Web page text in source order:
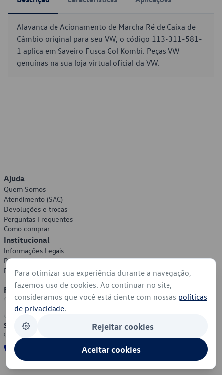
Alavanca de Acionamento de Marcha Ré de Caixa de
Câmbio original para seu VW, o código 113-311-581-
1 aplica em Saveiro Fusca Gol Kombi. Peças VW
genuínas na sua loja virtual oficial da VW.
Ajuda
Quem Somos
Atendimento (SAC)
Devoluções e trocas
Perguntas Frequentes
Como comprar
Institucional
Informações Legais
Política de Privacidade
Política de Cookies
Formas de Pagamento
Segurança
Para otimizar sua experiência durante a navegação,
fazemos uso de cookies. Ao continuar no site,
consideramos que você está ciente com nossas políticas
de privacidade.
Rejeitar cookies
Aceitar cookies